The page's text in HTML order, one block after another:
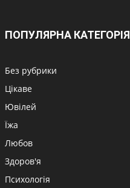
ПОПУЛЯРНА КАТЕГОРІЯ
Без рубрики
Цікаве
Ювілей
Їжа
Любов
Здоров'я
Психологія